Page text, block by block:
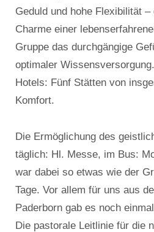
Geduld und hohe Flexibilität
Charme einer
Gruppe das durchgängige
optimaler
Hotels: Fünf Stätten von
Komfort.
Die Ermöglichung des
täglich: Hl. Messe, im Bus:
war dabei so etwas wie der
Tage. Vor allem für uns aus
Paderborn gab es noch
Die pastorale Leitlinie für die